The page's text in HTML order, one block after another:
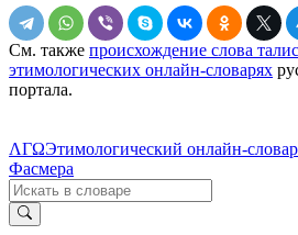
См. также происхождение слова
этимологических онлайн-словарях
портала.
ΛΓΩЭтимологический онлайн-
Фасмера